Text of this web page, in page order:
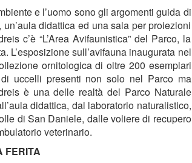
e l’uomo sono gli argomenti guida di
didattica ed una sala per proiezioni
c’è “L’Area Avifaunistica” del Parco, la
L’esposizione sull’avifauna inaugurata nel
ornitologica di oltre 200 esemplari
uccelli presenti non solo nel Parco ma
è una delle realtà del Parco Naturale
didattica, dal laboratorio naturalistico,
di San Daniele, dalle voliere di recupero
veterinario.
FERITA